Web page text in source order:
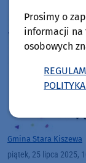
Gmina Stara Kiszewa
piątek, 25 lipca 2025,
Prosimy o
informacji na
osobowych